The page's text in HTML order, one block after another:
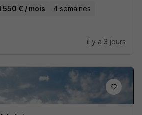
550 € / mois 4 semaines
il y a 3 jours